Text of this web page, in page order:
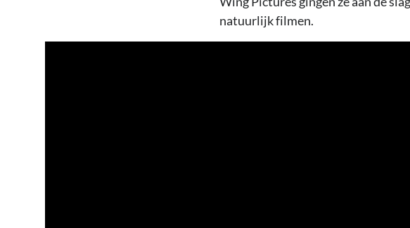
natuurlijk filmen.